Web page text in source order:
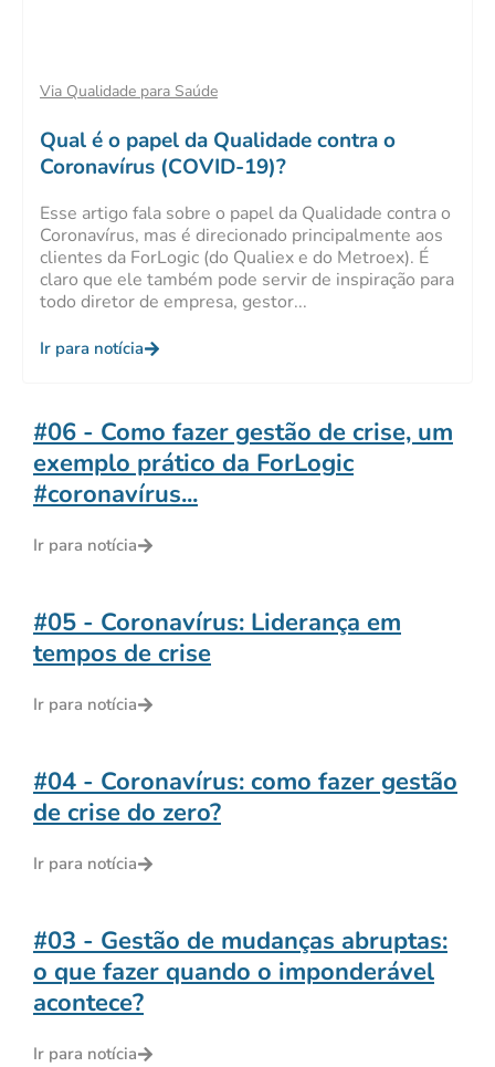
Via Qualidade para Saúde
Qual é o papel da Qualidade contra o
Coronavírus (COVID-19)?
Esse artigo fala sobre o papel da Qualidade contra o
Coronavírus, mas é direcionado principalmente aos
clientes da ForLogic (do Qualiex e do Metroex). É
claro que ele também pode servir de inspiração para
todo diretor de empresa, gestor...
Ir para notícia
#06 - Como fazer gestão de crise, um
exemplo prático da ForLogic
#coronavírus...
Ir para notícia
#05 - Coronavírus: Liderança em
tempos de crise
Ir para notícia
#04 - Coronavírus: como fazer gestão
de crise do zero?
Ir para notícia
#03 - Gestão de mudanças abruptas:
o que fazer quando o imponderável
acontece?
Ir para notícia